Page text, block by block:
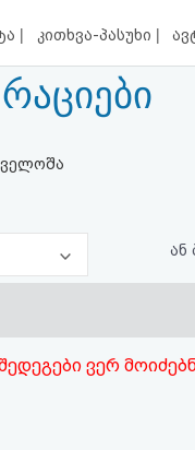
| კითხვა-პასუხი |
ან
ვერ